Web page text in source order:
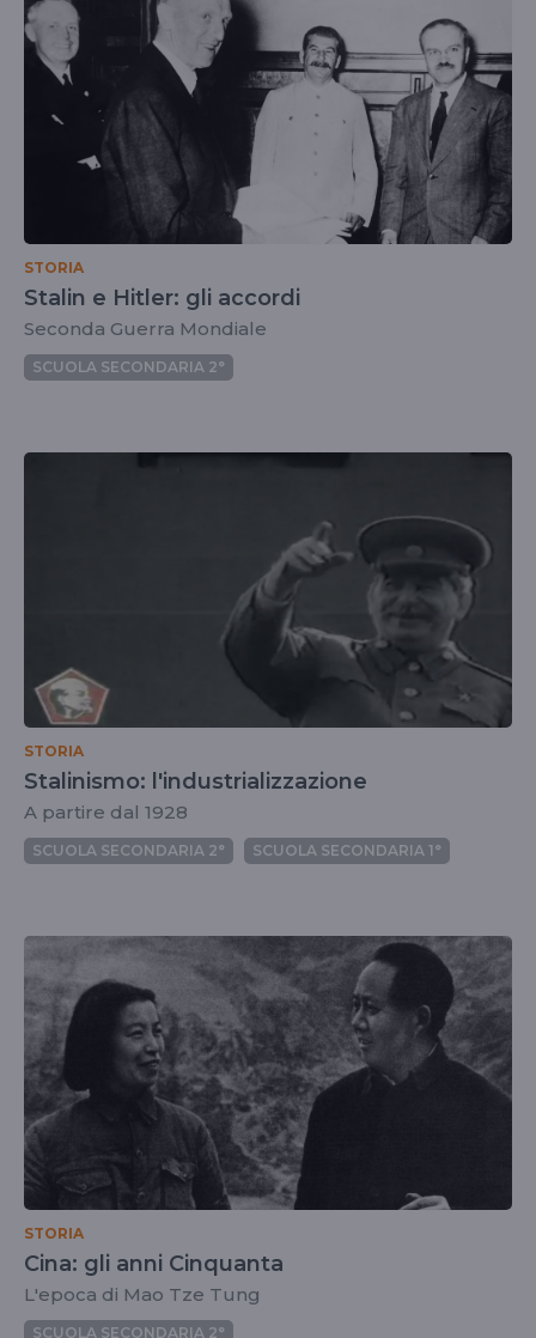
STORIA
Stalin e Hitler: gli accordi
Seconda Guerra Mondiale
SCUOLA SECONDARIA 2°
STORIA
Stalinismo: l'industrializzazione
A partire dal 1928
SCUOLA SECONDARIA 2° SCUOLA SECONDARIA 1°
STORIA
Cina: gli anni Cinquanta
L'epoca di Mao Tze Tung
SCUOLA SECONDARIA 2°